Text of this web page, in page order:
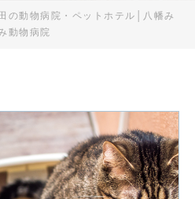
の動物病院・ペットホテル│八幡み
動物病院